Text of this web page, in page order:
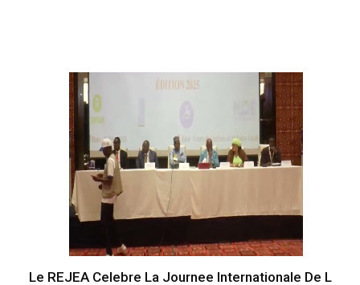
Le REJEA Celebre La Journee Internationale De L